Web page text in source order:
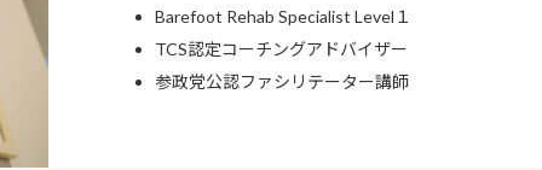
Barefoot Rehab Specialist Level１
TCS認定コーチングアドバイザー
参政党公認ファシリテーター講師